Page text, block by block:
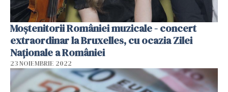
Moştenitorii României muzicale - concert
extraordinar la Bruxelles, cu ocazia Zilei
Naționale a României
23 NOIEMBRIE 2022